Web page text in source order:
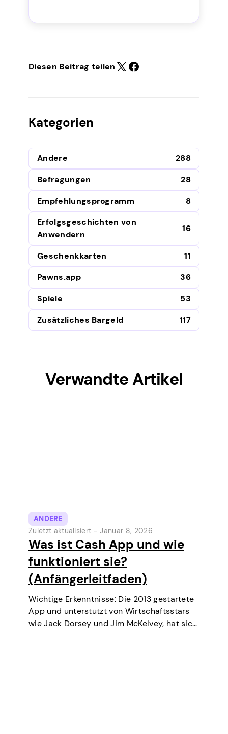
Diesen Beitrag teilen
Kategorien
Andere
288
Befragungen
28
Empfehlungsprogramm
8
Erfolgsgeschichten von
Anwendern
16
Geschenkkarten
11
Pawns.app
36
Spiele
53
Zusätzliches Bargeld
117
Verwandte Artikel
ANDERE
Zuletzt aktualisiert -Januar 8, 2026
Was ist Cash App und wie
funktioniert sie?
(Anfängerleitfaden)
Wichtige Erkenntnisse: Die 2013 gestartete
App und unterstützt von Wirtschaftsstars
wie Jack Dorsey und Jim McKelvey, hat sich